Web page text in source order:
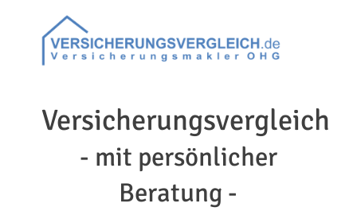
Versicherungsvergleich
- mit persönlicher
Beratung -